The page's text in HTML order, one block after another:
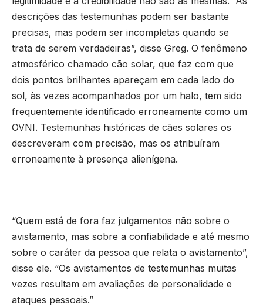
descrições das testemunhas podem ser bastante
precisas, mas podem ser incompletas quando se
trata de serem verdadeiras”, disse Greg. O fenômeno
atmosférico chamado cão solar, que faz com que
dois pontos brilhantes apareçam em cada lado do
sol, às vezes acompanhados por um halo, tem sido
frequentemente identificado erroneamente como um
OVNI. Testemunhas históricas de cães solares os
descreveram com precisão, mas os atribuíram
erroneamente à presença alienígena.
“Quem está de fora faz julgamentos não sobre o
avistamento, mas sobre a confiabilidade e até mesmo
sobre o caráter da pessoa que relata o avistamento”,
disse ele. “Os avistamentos de testemunhas muitas
vezes resultam em avaliações de personalidade e
ataques pessoais.”